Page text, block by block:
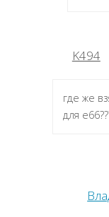
K494
где же
для